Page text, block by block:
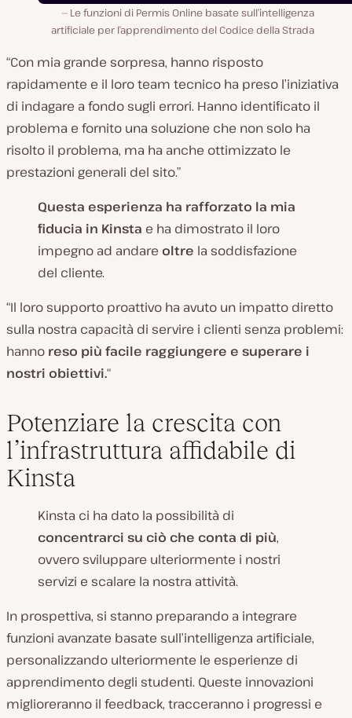
Le funzioni di Permis Online basate sull’intelligenza
artificiale per l’apprendimento del Codice della Strada
“Con mia grande sorpresa, hanno risposto
rapidamente e il loro team tecnico ha preso l’iniziativa
di indagare a fondo sugli errori. Hanno identificato il
problema e fornito una soluzione che non solo ha
risolto il problema, ma ha anche ottimizzato le
prestazioni generali del sito.”
Questa esperienza ha rafforzato la mia
fiducia in Kinsta e ha dimostrato il loro
impegno ad andare oltre la soddisfazione
del cliente.
“Il loro supporto proattivo ha avuto un impatto diretto
sulla nostra capacità di servire i clienti senza problemi:
hanno reso più facile raggiungere e superare i
nostri obiettivi.“
Potenziare la crescita con
l’infrastruttura affidabile di
Kinsta
Kinsta ci ha dato la possibilità di
concentrarci su ciò che conta di più,
ovvero sviluppare ulteriormente i nostri
servizi e scalare la nostra attività.
In prospettiva, si stanno preparando a integrare
funzioni avanzate basate sull’intelligenza artificiale,
personalizzando ulteriormente le esperienze di
apprendimento degli studenti. Queste innovazioni
miglioreranno il feedback, tracceranno i progressi e